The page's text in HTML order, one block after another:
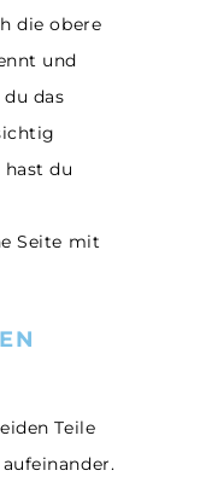
die obere
und
das
du
Seite mit
Teile